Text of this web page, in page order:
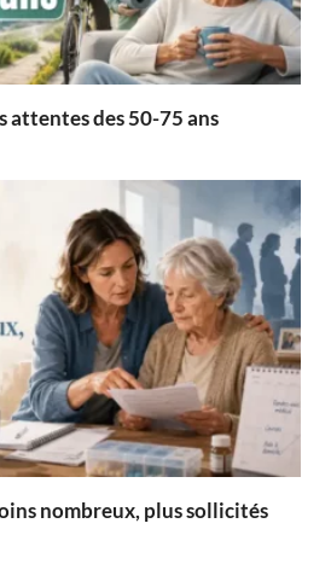
attentes des 50-75 ans
nombreux, plus sollicités